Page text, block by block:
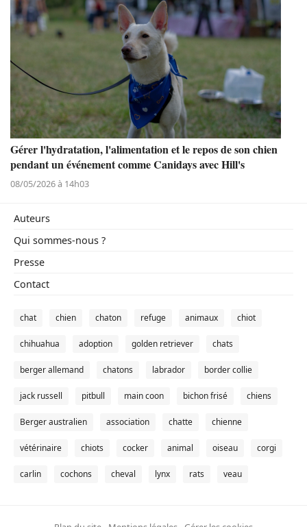
Gérer l'hydratation, l'alimentation et le repos de son chien
pendant un événement comme Canidays avec Hill's
08/05/2026 à 14h03
Auteurs
Qui sommes-nous ?
Presse
Contact
chat chien chaton refuge animaux chiot
chihuahua adoption golden retriever chats
berger allemand chatons labrador border collie
jack russell pitbull main coon bichon frisé chiens
Berger australien association chatte chienne
vétérinaire chiots cocker animal oiseau corgi
carlin cochons cheval lynx rats veau